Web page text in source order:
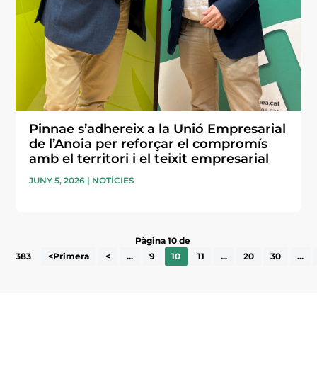
Pinnae s’adhereix a la Unió Empresarial
de l’Anoia per reforçar el compromís
amb el territori i el teixit empresarial
JUNY 5, 2026 | NOTÍCIES
Pàgina 10 de
383
<Primera < ... 9 10 11 ... 20 30 ...